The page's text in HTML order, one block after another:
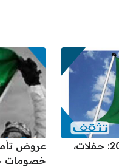
فعاليات اليوم الوطني 95 جدة 2025: حفلات،
خصومات حتى 40% من